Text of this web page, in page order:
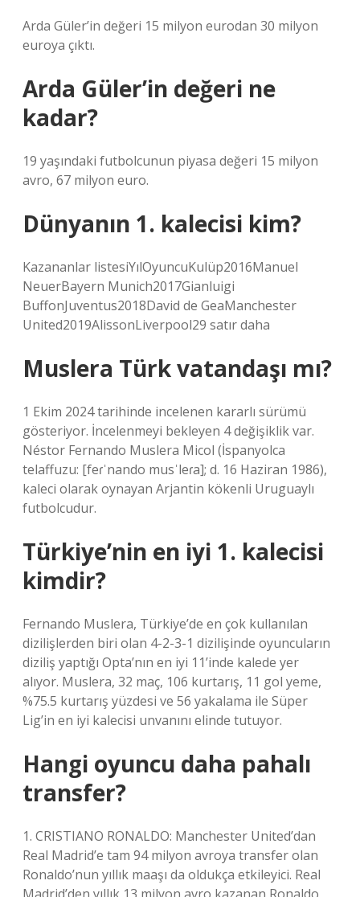
Arda Güler’in değeri 15 milyon eurodan 30 milyon
euroya çıktı.
Arda Güler’in değeri ne
kadar?
19 yaşındaki futbolcunun piyasa değeri 15 milyon
avro, 67 milyon euro.
Dünyanın 1. kalecisi kim?
Kazananlar listesiYılOyuncuKulüp2016Manuel
NeuerBayern Munich2017Gianluigi
BuffonJuventus2018David de GeaManchester
United2019AlissonLiverpool29 satır daha
Muslera Türk vatandaşı mı?
1 Ekim 2024 tarihinde incelenen kararlı sürümü
gösteriyor. İncelenmeyi bekleyen 4 değişiklik var.
Néstor Fernando Muslera Micol (İspanyolca
telaffuzu: [feɾˈnando musˈleɾa]; d. 16 Haziran 1986),
kaleci olarak oynayan Arjantin kökenli Uruguaylı
futbolcudur.
Türkiye’nin en iyi 1. kalecisi
kimdir?
Fernando Muslera, Türkiye’de en çok kullanılan
dizilişlerden biri olan 4-2-3-1 dizilişinde oyuncuların
diziliş yaptığı Opta’nın en iyi 11’inde kalede yer
alıyor. Muslera, 32 maç, 106 kurtarış, 11 gol yeme,
%75.5 kurtarış yüzdesi ve 56 yakalama ile Süper
Lig’in en iyi kalecisi unvanını elinde tutuyor.
Hangi oyuncu daha pahalı
transfer?
1. CRISTIANO RONALDO: Manchester United’dan
Real Madrid’e tam 94 milyon avroya transfer olan
Ronaldo’nun yıllık maaşı da oldukça etkileyici. Real